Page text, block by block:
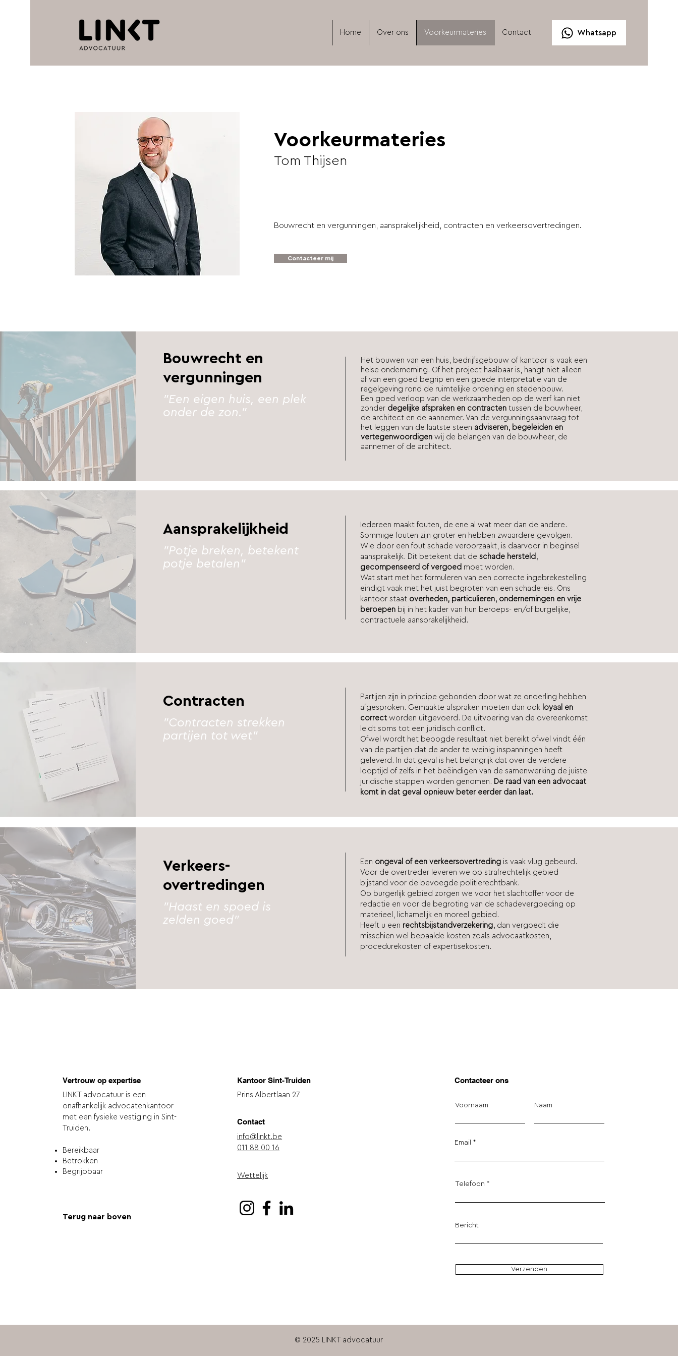
Home Over ons Voorkeurmateries Contact Whatsapp
Voorkeurmateries
Tom Thijsen
Bouwrecht en vergunningen, aansprakelijkheid, contracten en verkeersovertredingen.
Contacteer mij
Bouwrecht en
vergunningen
"Een eigen huis, een plek
onder de zon."
Het bouwen van een huis, bedrijfsgebouw of kantoor is vaak een
helse onderneming. Of het project haalbaar is, hangt niet alleen
af van een goed begrip en een goede interpretatie van de
regelgeving rond de ruimtelijke ordening en stedenbouw.
Een goed verloop van de werkzaamheden op de werf kan niet
zonder degelijke afspraken en contracten tussen de bouwheer,
de architect en de aannemer. Van de vergunningsaanvraag tot
het leggen van de laatste steen adviseren, begeleiden en
vertegenwoordigen wij de belangen van de bouwheer, de
aannemer of de architect.
Aansprakelijkheid
"Potje breken, betekent
potje betalen"
Iedereen maakt fouten, de ene al wat meer dan de andere.
Sommige fouten zijn groter en hebben zwaardere gevolgen.
Wie door een fout schade veroorzaakt, is daarvoor in beginsel
aansprakelijk. Dit betekent dat de schade hersteld,
gecompenseerd of vergoed moet worden.
Wat start met het formuleren van een correcte ingebrekestelling
eindigt vaak met het juist begroten van een schade-eis. Ons
kantoor staat overheden, particulieren, ondernemingen en vrije
beroepen bij in het kader van hun beroeps- en/of burgelijke,
contractuele aansprakelijkheid.
Contracten
"Contracten strekken
partijen tot wet”
Partijen zijn in principe gebonden door wat ze onderling hebben
afgesproken. Gemaakte afspraken moeten dan ook loyaal en
correct worden uitgevoerd. De uitvoering van de overeenkomst
leidt soms tot een juridisch conflict.
Ofwel wordt het beoogde resultaat niet bereikt ofwel vindt één
van de partijen dat de ander te weinig inspanningen heeft
geleverd. In dat geval is het belangrijk dat over de verdere
looptijd of zelfs in het beëindigen van de samenwerking de juiste
juridische stappen worden genomen. De raad van een advocaat
komt in dat geval opnieuw beter eerder dan laat.
Verkeers-
overtredingen
"Haast en spoed is
zelden goed"
Een ongeval of een verkeersovertreding is vaak vlug gebeurd.
Voor de overtreder leveren we op strafrechtelijk gebied
bijstand voor de bevoegde politierechtbank.
Op burgerlijk gebied zorgen we voor het slachtoffer voor de
redactie en voor de begroting van de schadevergoeding op
materieel, lichamelijk en moreel gebied.
Heeft u een rechtsbijstandverzekering, dan vergoedt die
misschien wel bepaalde kosten zoals advocaatkosten,
procedurekosten of expertisekosten.
Vertrouw op expertise
LINKT advocatuur is een
onafhankelijk advocatenkantoor
met een fysieke vestiging in Sint-
Truiden.
Bereikbaar
Betrokken
Begrijpbaar
Terug naar boven
Kantoor Sint-Truiden
Prins Albertlaan 27
Contact
info@linkt.be
011 88 00 16
Wettelijk
Contacteer ons
Voornaam Naam
Email
Telefoon
Bericht
Verzenden
© 2025 LINKT advocatuur